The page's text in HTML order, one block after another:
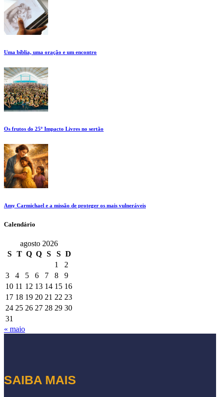
Uma bíblia, uma oração e um encontro
Os frutos do 25º Impacto Livres no sertão
Amy Carmichael e a missão de proteger os mais vulneráveis
Calendário
agosto 2026
S
T Q Q S S D
1
2
3
4 5 6 7 8
9
10 11 12 13 14 15 16
17 18 19 20 21 22 23
24 25 26 27 28 29 30
31
« maio
SAIBA MAIS